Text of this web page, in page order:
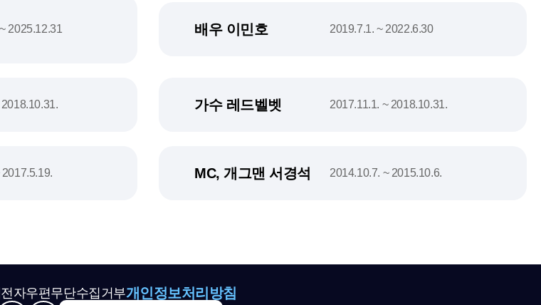
2025.12.31 배우 이민호 2019.7.1. ~ 2022.6.30
가수 레드벨벳 2017.11.1. ~ 2018.10.31.
MC, 개그맨 서경석 2014.10.7. ~ 2015.10.6.
전자우편무단수집거부개인정보처리방침